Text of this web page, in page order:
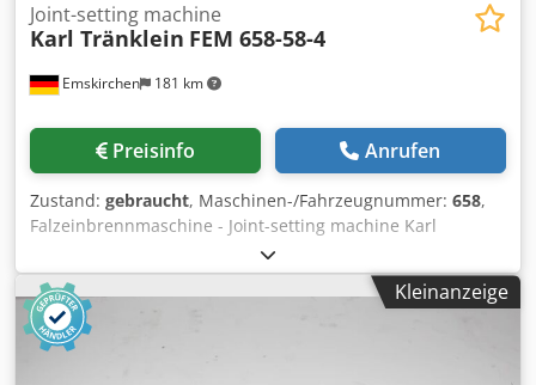
Emskirchen 181 km
Joint-setting machine
Karl Tränklein FEM 658-58-4
Preisinfo Anrufen
Zustand: gebraucht, Maschinen-/Fahrzeugnummer: 658,
Falzeinbrennmaschine - Joint-setting machine Karl
Tränklein FEM 658-58-4Serial-No. 658-58-4 Working with
500 mm Online-Video-Inspection by Skype-Video We would
be very pleased with your visit - more machines on Stock
Available Immediately - Can be inspect On Stock
Emskirchen / Nürnberg - Can be test Cedpfx Apsh Axiij
Kleinanzeige